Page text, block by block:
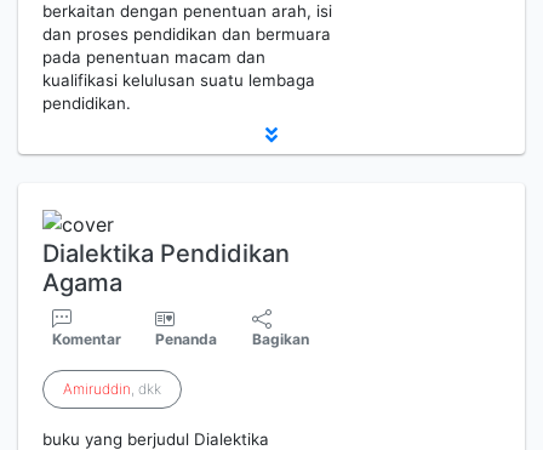
berkaitan dengan penentuan arah, isi
dan proses pendidikan dan bermuara
pada penentuan macam dan
kualifikasi kelulusan suatu lembaga
pendidikan.
Dialektika Pendidikan
Agama
Komentar Penanda Bagikan
Amiruddin , dkk
buku yang berjudul Dialektika